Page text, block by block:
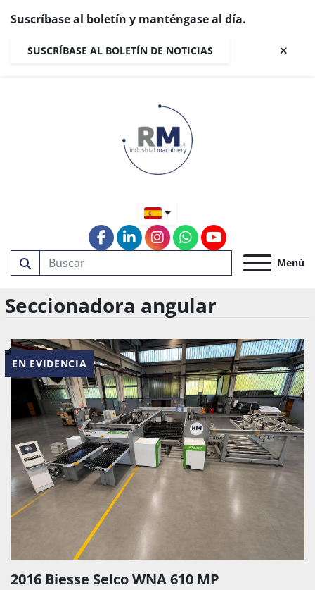
Suscríbase al boletín y manténgase al día.
SUSCRÍBASE AL BOLETÍN DE NOTICIAS
Menú
facebook
linkedininstagram
whatsapp
youtube
Seccionadora angular
EN EVIDENCIA
2016 Biesse Selco WNA 610 MP